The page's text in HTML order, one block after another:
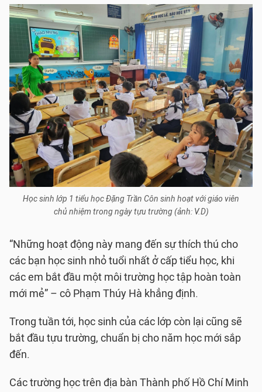
Học sinh lớp 1 tiểu học Đặng Trần Côn sinh hoạt với giáo viên
chủ nhiệm trong ngày tựu trường (ảnh: V.D)
“Những hoạt động này mang đến sự thích thú cho
các bạn học sinh nhỏ tuổi nhất ở cấp tiểu học, khi
các em bắt đầu một môi trường học tập hoàn toàn
mới mẻ” – cô Phạm Thúy Hà khẳng định.
Trong tuần tới, học sinh của các lớp còn lại cũng sẽ
bắt đầu tựu trường, chuẩn bị cho năm học mới sắp
đến.
Các trường học trên địa bàn Thành phố Hồ Chí Minh